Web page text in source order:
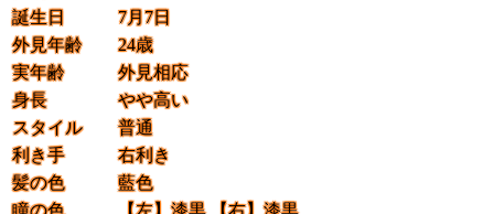
誕生日
7月7日
外見年齢
24歳
実年齢
外見相応
身長
やや高い
スタイル
普通
利き手
右利き
髪の色
藍色
瞳の色
【左】漆黒【右】漆黒